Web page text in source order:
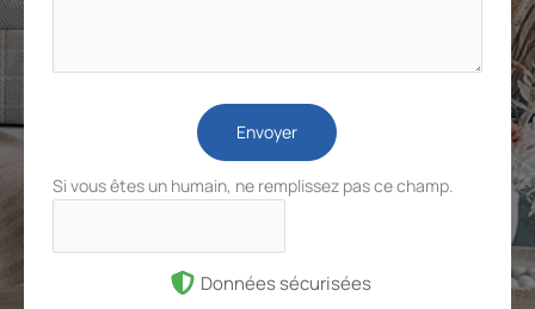
Envoyer
Si vous êtes un humain, ne remplissez pas ce champ.
Données sécurisées